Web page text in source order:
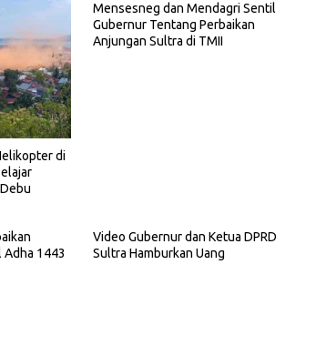
di
Mensesneg dan Mendagri Sentil
Gubernur Tentang Perbaikan
Anjungan Sultra di TMII
Adha 1443
Video Gubernur dan Ketua DPRD
Sultra Hamburkan Uang